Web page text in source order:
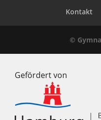
Kontakt
©
Gefördert von